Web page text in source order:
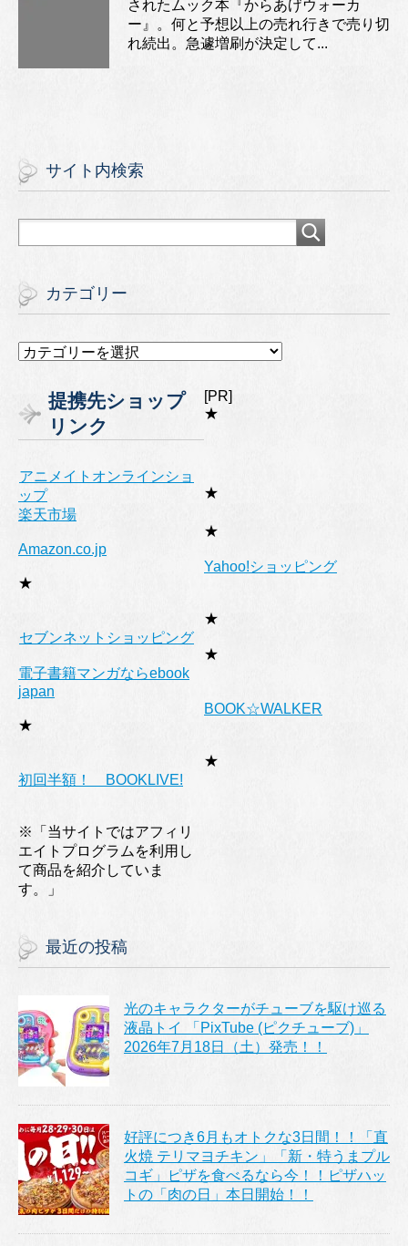
されたムック本『からあげウォーカ
ー』。何と予想以上の売れ行きで売り切
れ続出。急遽増刷が決定して...
サイト内検索
カテゴリー
カ
リ
ー
提携先ショップ
リンク
[PR]
★
アニメイトオンラインショ
ップ
★
楽天市場
★
Amazon.co.jp
★
Yahoo!ショッピング
★
セブンネットショッピング
★
電子書籍マンガならebook
japan
★
BOOK☆WALKER
★
初回半額！ BOOKLIVE!
※「当サイトではアフィリ
エイトプログラムを利用し
て商品を紹介していま
す。」
最近の投稿
光のキャラクターがチューブを駆け巡る
液晶トイ 「PixTube (ピクチューブ)」
2026年7月18日（土）発売！！
好評につき6月もオトクな3日間！！「直
火焼 テリマヨチキン」「新・特うまプル
コギ」ピザを食べるなら今！！ピザハッ
トの「肉の日」本日開始！！